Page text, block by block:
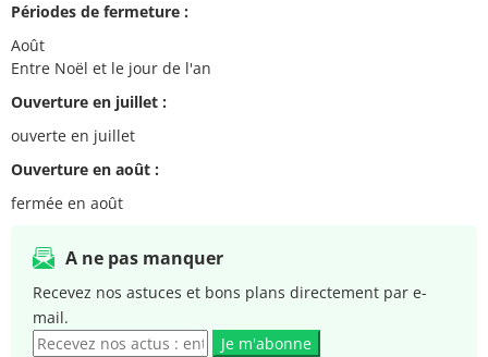
Périodes de fermeture :
Août
Entre Noël et le jour de l'an
Ouverture en juillet :
ouverte en juillet
Ouverture en août :
fermée en août
A ne pas manquer
Recevez nos astuces et bons plans directement par e-
mail.
Je m'abonne